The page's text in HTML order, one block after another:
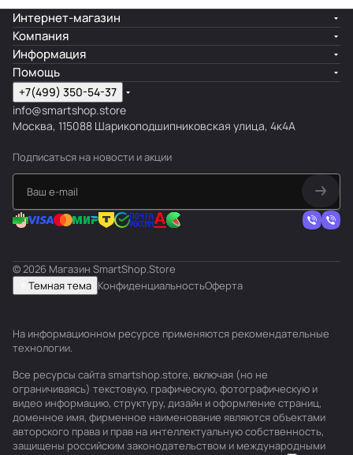
Интернет-магазин
Компания
Информация
Помощь
+7(499) 350-54-37
info@smartshop.store
Москва, 115088 Шарикоподшипниковская улица, 4к4А
Подписаться на новости и акции
© 2026 Магазин SmartShop.Store
Темная тема КонфиденциальностьОферта
На информационном ресурсе применяются рекомендательные
технологии.
Все ресурсы сайта smartshop.store, включая (но не
ограничиваясь) текстовую, графическую, фотографическую и
видео информацию, структуру, дизайн и оформление страниц,
доменное имя, фирменное наименование являются объектами
авторского права и прав на интеллектуальную собственность,
защищены российским законодательством и международными